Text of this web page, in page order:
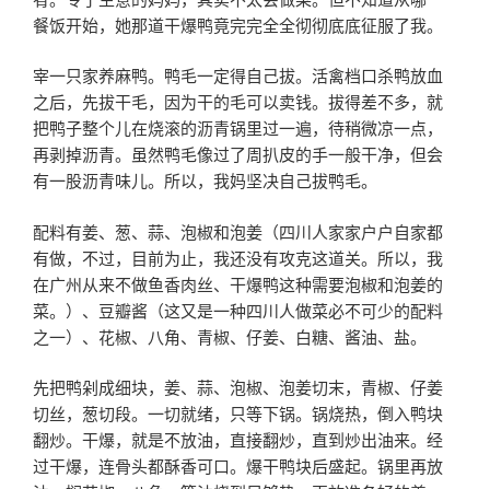
餐饭开始，她那道干爆鸭竟完完全全彻彻底底征服了我。
宰一只家养麻鸭。鸭毛一定得自己拔。活禽档口杀鸭放血
之后，先拔干毛，因为干的毛可以卖钱。拔得差不多，就
把鸭子整个儿在烧滚的沥青锅里过一遍，待稍微凉一点，
再剥掉沥青。虽然鸭毛像过了周扒皮的手一般干净，但会
有一股沥青味儿。所以，我妈坚决自己拔鸭毛。
配料有姜、葱、蒜、泡椒和泡姜（四川人家家户户自家都
有做，不过，目前为止，我还没有攻克这道关。所以，我
在广州从来不做鱼香肉丝、干爆鸭这种需要泡椒和泡姜的
菜。）、豆瓣酱（这又是一种四川人做菜必不可少的配料
之一）、花椒、八角、青椒、仔姜、白糖、酱油、盐。
先把鸭剁成细块，姜、蒜、泡椒、泡姜切末，青椒、仔姜
切丝，葱切段。一切就绪，只等下锅。锅烧热，倒入鸭块
翻炒。干爆，就是不放油，直接翻炒，直到炒出油来。经
过干爆，连骨头都酥香可口。爆干鸭块后盛起。锅里再放